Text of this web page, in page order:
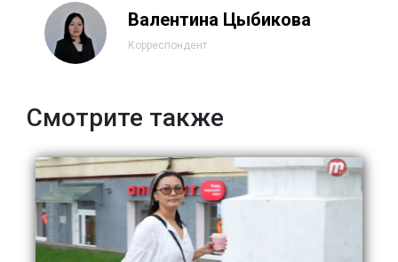
Валентина Цыбикова
Корреспондент
Смотрите также